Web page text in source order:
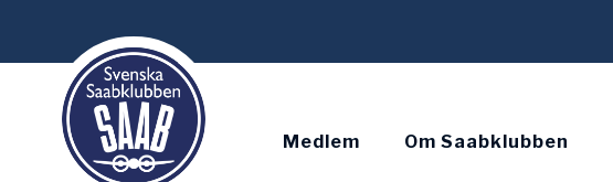
Medlem Om Saabklubben